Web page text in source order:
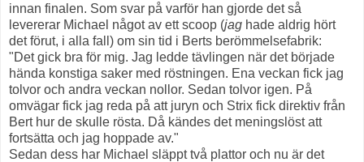
innan finalen. Som svar på varför han gjorde det så
levererar Michael något av ett scoop (jag hade aldrig hört
det förut, i alla fall) om sin tid i Berts berömmelsefabrik:
"Det gick bra för mig. Jag ledde tävlingen när det började
hända konstiga saker med röstningen. Ena veckan fick jag
tolvor och andra veckan nollor. Sedan tolvor igen. På
omvägar fick jag reda på att juryn och Strix fick direktiv från
Bert hur de skulle rösta. Då kändes det meningslöst att
fortsätta och jag hoppade av."
Sedan dess har Michael släppt två plattor och nu är det